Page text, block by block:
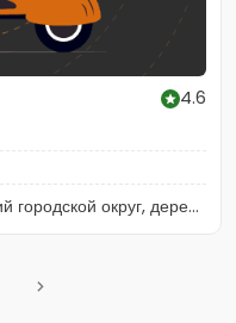
4.6
Московская область, Дмитровский городской округ, деревня Подосинки, 38